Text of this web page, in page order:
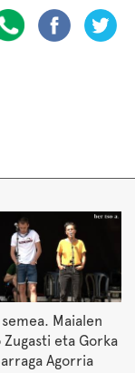
Maialen
Zugasti eta Gorka
Agorria